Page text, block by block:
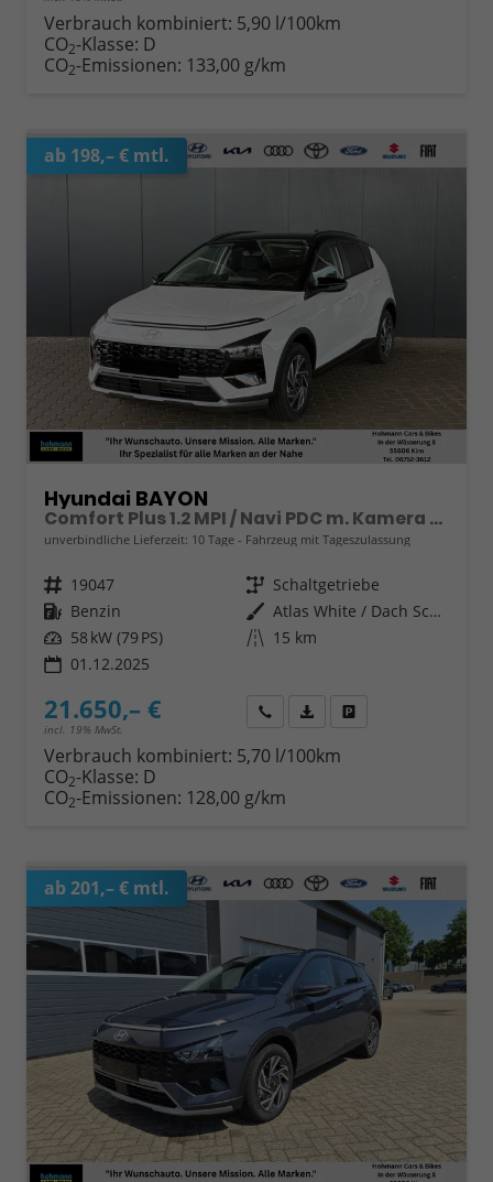
Verbrauch kombiniert: 5,90 l/100km
CO2-Klasse: D
CO2-Emissionen: 133,00 g/km
ab 198,– € mtl.
Hyundai BAYON
Comfort Plus 1.2 MPI / Navi PDC m. Kamera Klimaautom./ LED Sitz & Lenkr.Heiz/ Alu16
unverbindliche Lieferzeit: 10 Tage Fahrzeug mit Tageszulassung
Fahrzeugnr. 19047 Getriebe Schaltgetriebe
Kraftstoff Benzin Außenfarbe
Atlas White / Dach Schwarz
Leistung 58 kW (79 PS) Kilometerstand 15 km
01.12.2025
21.650,– €
incl. 19% MwSt.
Wir rufen Sie anFahrzeugexposé (PDF)
Verbrauch kombiniert: 5,70 l/100km
CO2-Klasse: D
CO2-Emissionen: 128,00 g/km
ab 201,– € mtl.